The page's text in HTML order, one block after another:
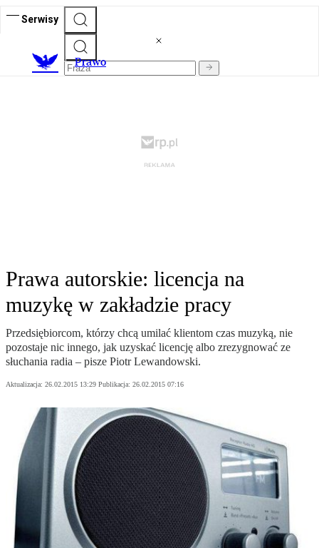
Serwisy
Prawo
Prawa autorskie: licencja na
muzykę w zakładzie pracy
Przedsiębiorcom, którzy chcą umilać klientom czas muzyką, nie
pozostaje nic innego, jak uzyskać licencję albo zrezygnować ze
słuchania radia – pisze Piotr Lewandowski.
Aktualizacja: 26.02.2015 13:29 Publikacja: 26.02.2015 07:16